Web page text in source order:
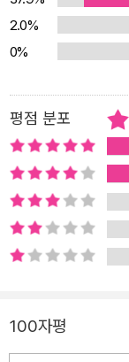
2.0%
0%
평점 분포
100자평